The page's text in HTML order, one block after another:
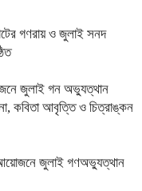
গণরায় ও জুলাই সনদ
জুলাই গন অভ্যুত্থান
কবিতা আবৃত্তি ও চিত্রাঙ্কন
আয়োজনে জুলাই গণঅভ্যুত্থান